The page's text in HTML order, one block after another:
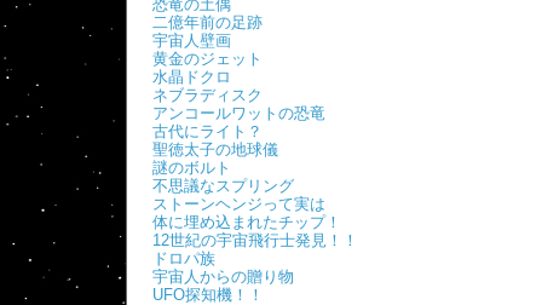
恐竜の土偶
二億年前の足跡
宇宙人壁画
黄金のジェット
水晶ドクロ
ネブラディスク
アンコールワットの恐竜
古代にライト？
聖徳太子の地球儀
謎のボルト
不思議なスプリング
ストーンヘンジって実は
体に埋め込まれたチップ！
12世紀の宇宙飛行士発見！！
ドロパ族
宇宙人からの贈り物
UFO探知機！！